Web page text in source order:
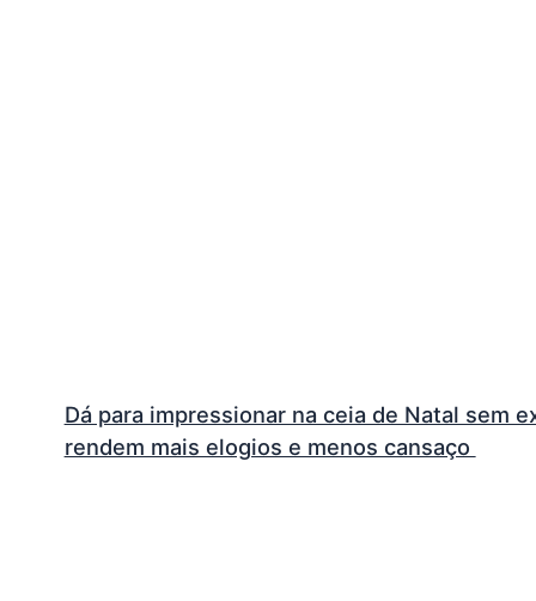
Dá para impressionar na ceia de Natal sem
rendem mais elogios e menos cansaço